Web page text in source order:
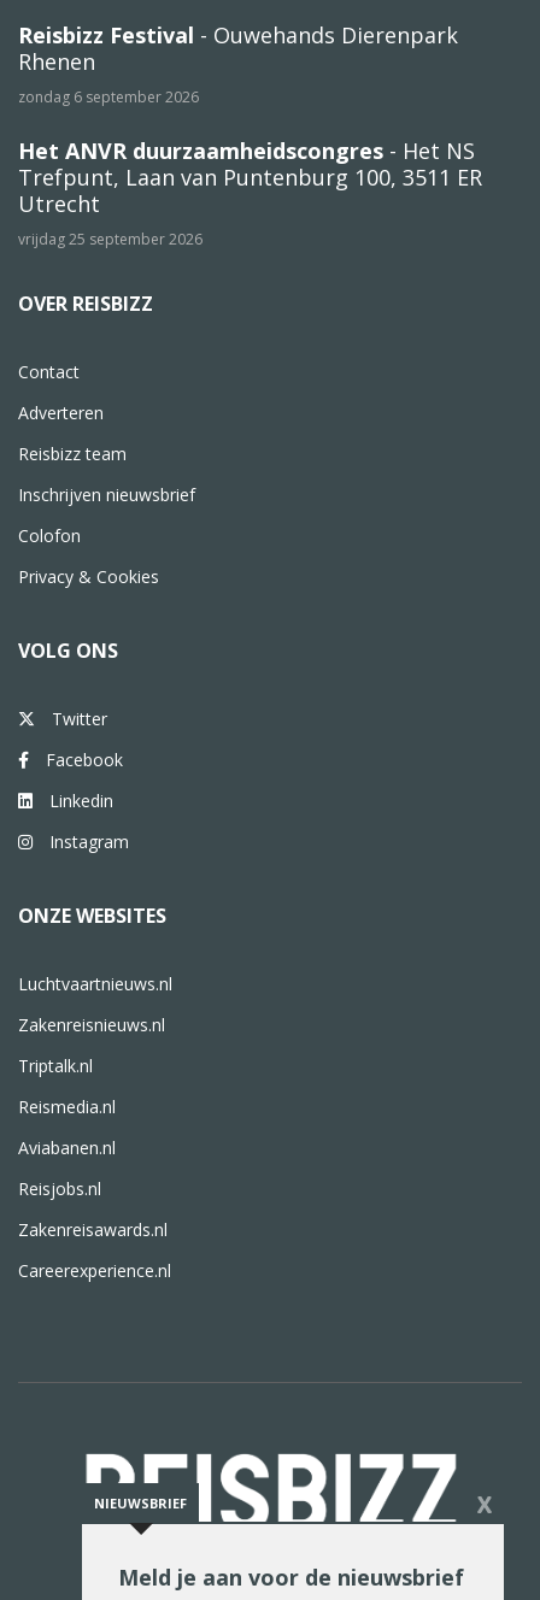
Reisbizz Festival - Ouwehands Dierenpark
Rhenen
zondag 6 september 2026
Het ANVR duurzaamheidscongres - Het NS
Trefpunt, Laan van Puntenburg 100, 3511 ER
Utrecht
vrijdag 25 september 2026
OVER REISBIZZ
Contact
Adverteren
Reisbizz team
Inschrijven nieuwsbrief
Colofon
Privacy & Cookies
VOLG ONS
Twitter
Facebook
Linkedin
Instagram
ONZE WEBSITES
Luchtvaartnieuws.nl
Zakenreisnieuws.nl
Triptalk.nl
Reismedia.nl
Aviabanen.nl
Reisjobs.nl
Zakenreisawards.nl
Careerexperience.nl
De reiswereld in woord en beeld
NIEUWSBRIEF X
Meld je aan voor de nieuwsbrief